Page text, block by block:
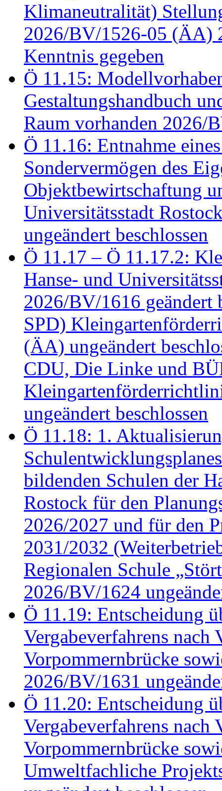
Klimaneutralität)
2026/BV/1526-05 (ÄA)
Kenntnis gegeben
Ö 11.15:
Gestaltungshandbuch
Raum vorhanden 2026/
Ö 11.16: Entnahme
Sondervermögen des
Objektbewirtschaftung
Universitätsstadt
ungeändert beschlossen
Ö 11.17 – Ö 11.17.2:
Hanse- und
2026/BV/1616 geändert
SPD)
(ÄA) ungeändert
CDU, Die Linke und
ungeändert beschlossen
Ö 11.18: 1.
bildenden Schulen der
Rostock für den
2026/2027 und für den
2031/2032
Regionalen Schule
2026/BV/1624
Ö 11.19: Entscheidung
Vergabeverfahrens
Vorpommernbrücke
2026/BV/1631
Ö 11.20: Entscheidung
Vergabeverfahrens
Vorpommernbrücke
Umweltfachliche